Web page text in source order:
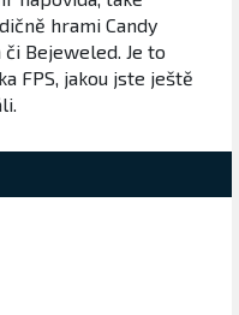
hrami Candy
či Bejeweled. Je to
FPS, jakou jste ještě